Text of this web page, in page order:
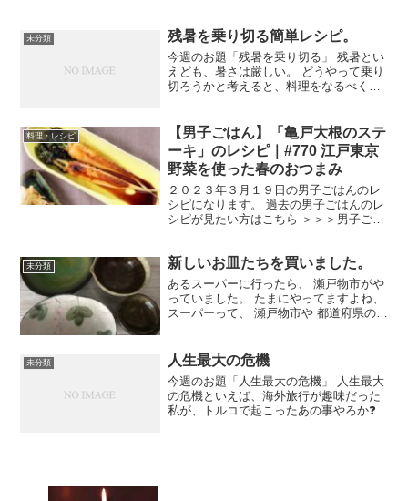
ない……。そんな、あなたにオススメす
るのが、白髪もケアするサ...
未分類 残暑を乗り切る簡単レシピ。
今週のお題「残暑を乗り切る」 残暑とい
えども、暑さは厳しい。 どうやって乗り
切ろうかと考えると、料理をなるべく手
んないもんね❗️ てことで、簡単なレシピ紹
介しますよー。 ...
料理・レシピ
【男子ごはん】「亀戸大根のステ
ーキ」のレシピ｜#770 江戸東京
野菜を使った春のおつまみ
２０２３年３月１９日の男子ごはんのレ
シピになります。 過去の男子ごはんのレ
シピが見たい方はこちら ＞＞＞男子ごは
２本 にんにく（みじん切り） １片分 ご
ま油 大さ...
未分類 新しいお皿たちを買いました。
あるスーパーに行ったら、 瀬戸物市がや
っていました。 たまにやってますよね、
スーパーって、 瀬戸物市や 都道府県の物
ぱい売ってました( ´ ▽ ` ) 今までそ...
未分類 人生最大の危機
今週のお題「人生最大の危機」 人生最大
の危機といえば、海外旅行が趣味だった
私が、トルコで起こったあの事やろか❓